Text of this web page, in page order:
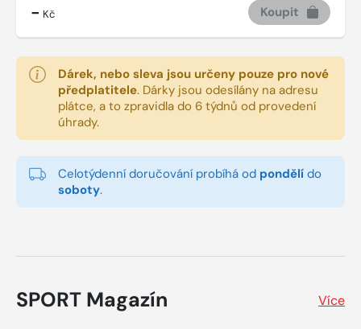
- Kč Koupit
Dárek, nebo sleva jsou určeny pouze pro nové
předplatitele. Dárky jsou odesílány na adresu
plátce, a to zpravidla do 6 týdnů od provedení
úhrady.
Celotýdenní doručování probíhá od pondělí do
soboty.
SPORT Magazín Více